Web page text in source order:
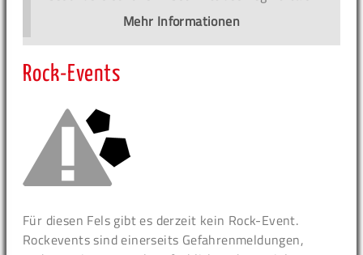
Mehr Informationen
Rock-Events
Für diesen Fels gibt es derzeit kein Rock-Event.
Rockevents sind einerseits Gefahrenmeldungen,